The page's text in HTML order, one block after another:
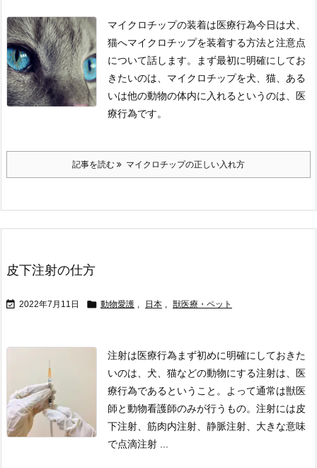
マイクロチップの装着は医療行為今日は犬、
猫へマイクロチップを装着する方法と注意点
について話します。
まず最初に明確にしてお
きたいのは、マイクロチップを犬、猫、ある
いは他の動物の体内に入れるというのは、医
療行為です。
記事を読む マイクロチップの正しい入れ方
皮下注射の仕方
 2022年7月11日  動物愛護 , 日本 , 獣医療・ペット
注射は医療行為まず初めに明確にしておきた
いのは、犬、猫などの動物にする注射は、医
療行為であるということ。 よって通常は獣医
師と動物看護師のみが行うもの。 注射には皮
下注射、筋肉内注射、静脈注射、大きな意味
で点滴注射 ...